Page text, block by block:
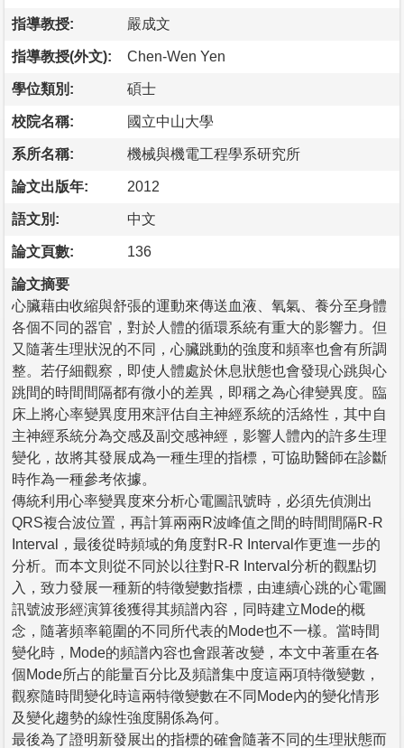
指導教授: 嚴成文
指導教授(外文): Chen-Wen Yen
學位類別: 碩士
校院名稱: 國立中山大學
系所名稱: 機械與機電工程學系研究所
論文出版年: 2012
語文別: 中文
論文頁數: 136
論文摘要
心臟藉由收縮與舒張的運動來傳送血液、氧氣、養分至身體
各個不同的器官，對於人體的循環系統有重大的影響力。但
又隨著生理狀況的不同，心臟跳動的強度和頻率也會有所調
整。若仔細觀察，即使人體處於休息狀態也會發現心跳與心
跳間的時間間隔都有微小的差異，即稱之為心律變異度。臨
床上將心率變異度用來評估自主神經系統的活絡性，其中自
主神經系統分為交感及副交感神經，影響人體內的許多生理
變化，故將其發展成為一種生理的指標，可協助醫師在診斷
時作為一種參考依據。
傳統利用心率變異度來分析心電圖訊號時，必須先偵測出
QRS複合波位置，再計算兩兩R波峰值之間的時間間隔R-R
Interval，最後從時頻域的角度對R-R Interval作更進一步的
分析。而本文則從不同於以往對R-R Interval分析的觀點切
入，致力發展一種新的特徵變數指標，由連續心跳的心電圖
訊號波形經演算後獲得其頻譜內容，同時建立Mode的概
念，隨著頻率範圍的不同所代表的Mode也不一樣。當時間
變化時，Mode的頻譜內容也會跟著改變，本文中著重在各
個Mode所占的能量百分比及頻譜集中度這兩項特徵變數，
觀察隨時間變化時這兩特徵變數在不同Mode內的變化情形
及變化趨勢的線性強度關係為何。
最後為了證明新發展出的指標的確會隨著不同的生理狀態而